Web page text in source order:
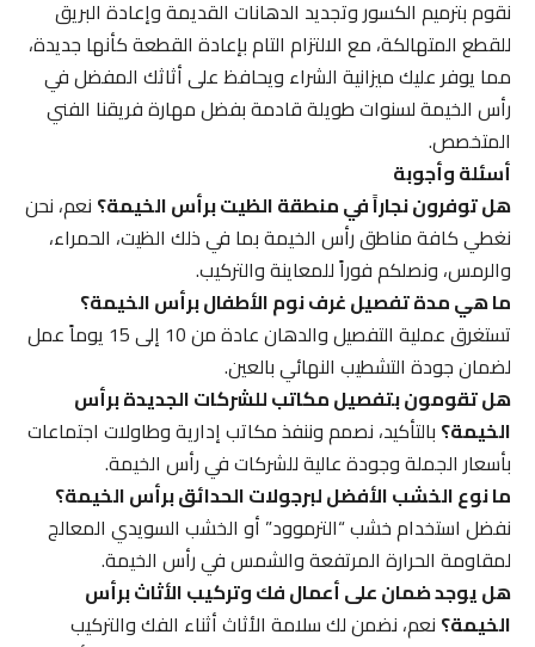
نقوم بترميم الكسور وتجديد الدهانات القديمة وإعادة البريق
للقطع المتهالكة، مع الالتزام التام بإعادة القطعة كأنها جديدة،
مما يوفر عليك ميزانية الشراء ويحافظ على أثاثك المفضل في
رأس الخيمة لسنوات طويلة قادمة بفضل مهارة فريقنا الفني
المتخصص.
أسئلة وأجوبة
هل توفرون نجاراً في منطقة الظيت برأس الخيمة؟نعم، نحن
نغطي كافة مناطق رأس الخيمة بما في ذلك الظيت، الحمراء،
والرمس، ونصلكم فوراً للمعاينة والتركيب.
ما هي مدة تفصيل غرف نوم الأطفال برأس الخيمة؟
تستغرق عملية التفصيل والدهان عادة من 10 إلى 15 يوماً عمل
لضمان جودة التشطيب النهائي بالعين.
هل تقومون بتفصيل مكاتب للشركات الجديدة برأس
الخيمة؟بالتأكيد، نصمم وننفذ مكاتب إدارية وطاولات اجتماعات
بأسعار الجملة وجودة عالية للشركات في رأس الخيمة.
ما نوع الخشب الأفضل لبرجولات الحدائق برأس الخيمة؟
نفضل استخدام خشب “الترموود” أو الخشب السويدي المعالج
لمقاومة الحرارة المرتفعة والشمس في رأس الخيمة.
هل يوجد ضمان على أعمال فك وتركيب الأثاث برأس
الخيمة؟نعم، نضمن لك سلامة الأثاث أثناء الفك والتركيب